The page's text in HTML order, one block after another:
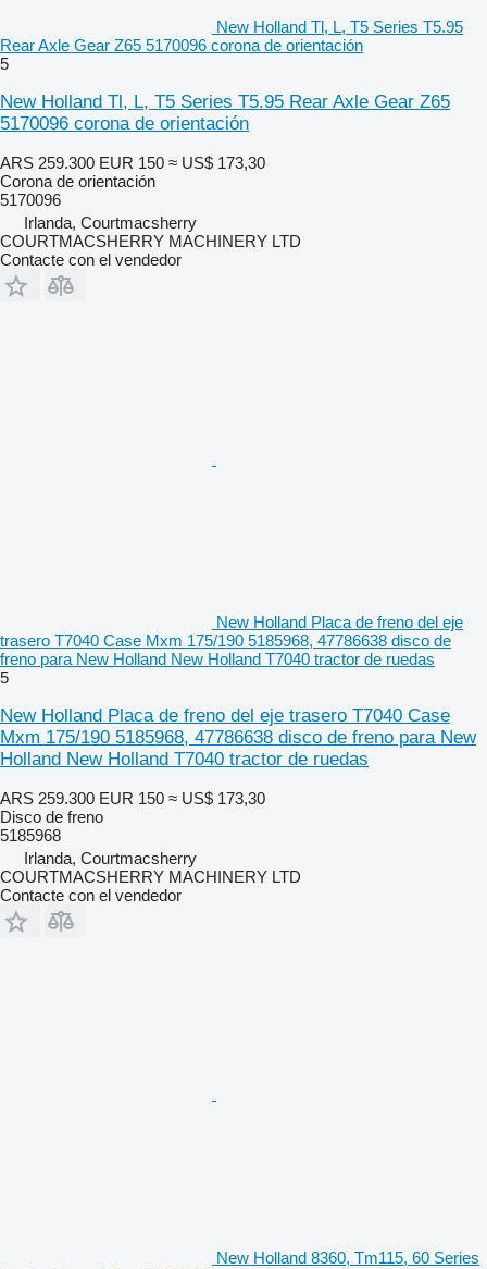
New Holland Tl, L, T5 Series T5.95
Rear Axle Gear Z65 5170096 corona de orientación
5
New Holland Tl, L, T5 Series T5.95 Rear Axle Gear Z65
5170096 corona de orientación
ARS 259.300 EUR 150 ≈ US$ 173,30
Corona de orientación
5170096
Irlanda, Courtmacsherry
COURTMACSHERRY MACHINERY LTD
Contacte con el vendedor
New Holland Placa de freno del eje
trasero T7040 Case Mxm 175/190 5185968, 47786638 disco de
freno para New Holland New Holland T7040 tractor de ruedas
5
New Holland Placa de freno del eje trasero T7040 Case
Mxm 175/190 5185968, 47786638 disco de freno para New
Holland New Holland T7040 tractor de ruedas
ARS 259.300 EUR 150 ≈ US$ 173,30
Disco de freno
5185968
Irlanda, Courtmacsherry
COURTMACSHERRY MACHINERY LTD
Contacte con el vendedor
New Holland 8360, Tm115, 60 Series